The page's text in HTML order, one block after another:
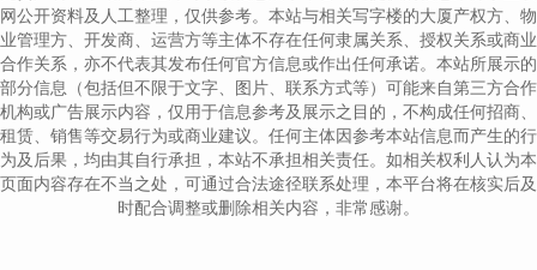
网公开资料及人工整理，仅供参考。本站与相关写字楼的大厦产权方、物
业管理方、开发商、运营方等主体不存在任何隶属关系、授权关系或商业
合作关系，亦不代表其发布任何官方信息或作出任何承诺。本站所展示的
部分信息（包括但不限于文字、图片、联系方式等）可能来自第三方合作
机构或广告展示内容，仅用于信息参考及展示之目的，不构成任何招商、
租赁、销售等交易行为或商业建议。任何主体因参考本站信息而产生的行
为及后果，均由其自行承担，本站不承担相关责任。如相关权利人认为本
页面内容存在不当之处，可通过合法途径联系处理，本平台将在核实后及
时配合调整或删除相关内容，非常感谢。